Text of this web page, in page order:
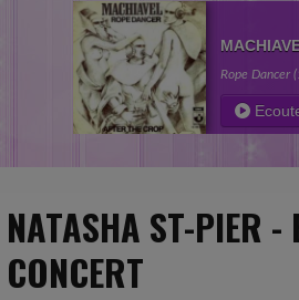
Rope Dancer
NATASHA ST-PIER -
CONCERT